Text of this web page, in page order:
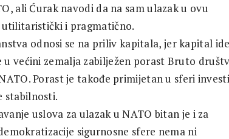
ali Ćurak navodi da na sam ulazak u ovu
i pragmatično.
odnosi se na priliv kapitala, jer kapital
u većini zemalja zabilježen porast Bruto
Porast je takođe primijetan u sferi
stabilnosti.
uslova za ulazak u NATO bitan je i za
sigurnosne sfere nema ni